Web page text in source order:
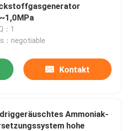
：1
：negotiable
Kontakt
Ammoniak-
hohe